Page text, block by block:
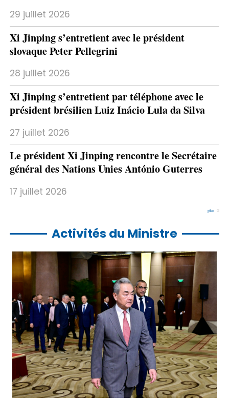
29 juillet 2026
Xi Jinping s’entretient avec le président
slovaque Peter Pellegrini
28 juillet 2026
Xi Jinping s’entretient par téléphone avec le
président brésilien Luiz Inácio Lula da Silva
27 juillet 2026
Le président Xi Jinping rencontre le Secrétaire
général des Nations Unies António Guterres
17 juillet 2026
plus
Activités du Ministre